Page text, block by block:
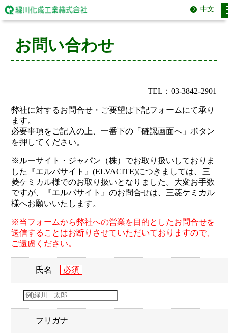
中文
お問い合わせ
TEL：03-3842-2901
弊社に対するお問合せ・ご要望は下記フォームにて承り
ます。
必要事項をご記入の上、一番下の「確認画面へ」ボタン
を押してください。
※ルーサイト・ジャパン（株）でお取り扱いしておりま
した『エルバサイト』(ELVACITE)につきましては、三
菱ケミカル様でのお取り扱いとなりました。大変お手数
ですが、『エルバサイト』のお問合せは、三菱ケミカル
様へお願いいたします。
※当フォームから弊社への営業を目的としたお問合せを
送信することはお断りさせていただいておりますので、
ご遠慮ください。
氏名
フリガナ